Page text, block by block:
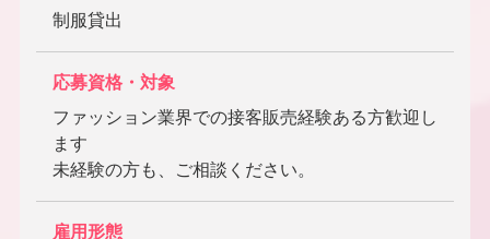
制服貸出
応募資格・対象
ファッション業界での接客販売経験ある方歓迎し
ます
未経験の方も、ご相談ください。
雇用形態